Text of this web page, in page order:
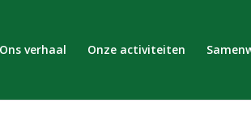
Ons verhaal Onze activiteiten